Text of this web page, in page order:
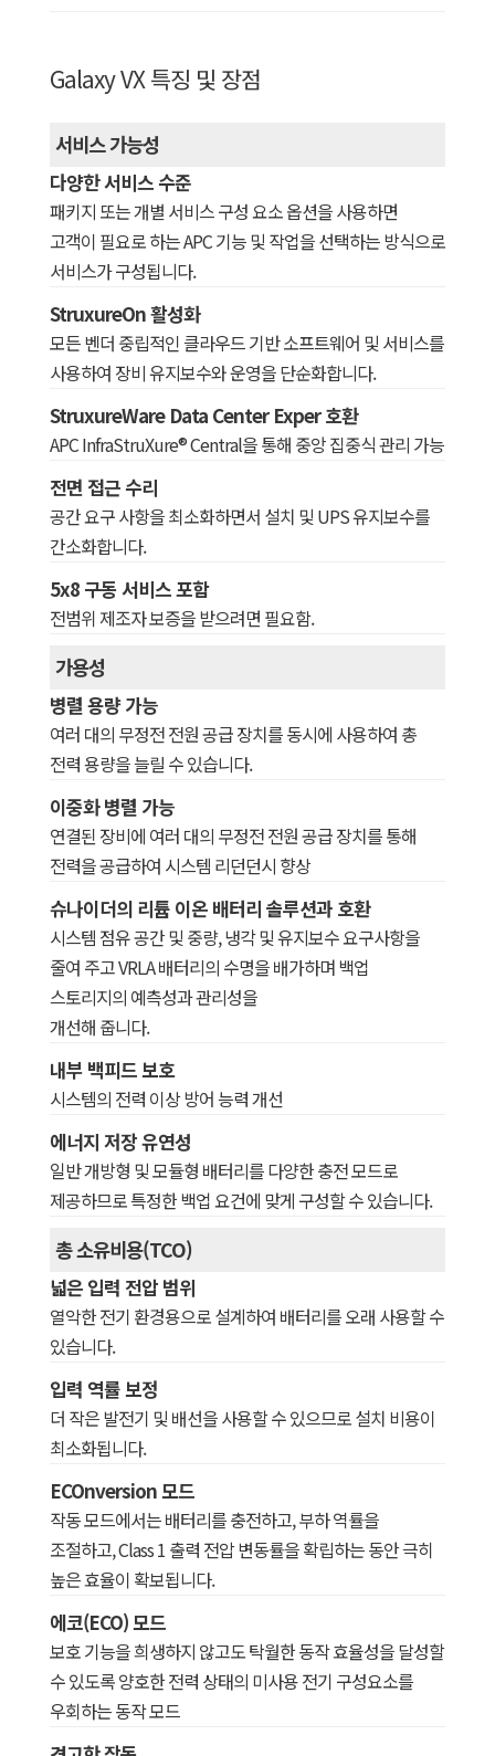
Galaxy VX 특징 및 장점
서비스 가능성
다양한 서비스 수준
패키지 또는 개별 서비스 구성 요소 옵션을 사용하면
고객이 필요로 하는 APC 기능 및 작업을 선택하는 방식으로
서비스가 구성됩니다.
StruxureOn 활성화
모든 벤더 중립적인 클라우드 기반 소프트웨어 및 서비스를
사용하여 장비 유지보수와 운영을 단순화합니다.
StruxureWare Data Center Exper 호환
APC InfraStruXure® Central을 통해 중앙 집중식 관리 가능
전면 접근 수리
공간 요구 사항을 최소화하면서 설치 및 UPS 유지보수를
간소화합니다.
5x8 구동 서비스 포함
전범위 제조자 보증을 받으려면 필요함.
가용성
병렬 용량 가능
여러 대의 무정전 전원 공급 장치를 동시에 사용하여 총
전력 용량을 늘릴 수 있습니다.
이중화 병렬 가능
연결된 장비에 여러 대의 무정전 전원 공급 장치를 통해
전력을 공급하여 시스템 리던던시 향상
슈나이더의 리튬 이온 배터리 솔루션과 호환
시스템 점유 공간 및 중량, 냉각 및 유지보수 요구사항을
줄여 주고 VRLA 배터리의 수명을 배가하며 백업
스토리지의 예측성과 관리성을
개선해 줍니다.
내부 백피드 보호
시스템의 전력 이상 방어 능력 개선
에너지 저장 유연성
일반 개방형 및 모듈형 배터리를 다양한 충전 모드로
제공하므로 특정한 백업 요건에 맞게 구성할 수 있습니다.
총 소유비용(TCO)
넓은 입력 전압 범위
열악한 전기 환경용으로 설계하여 배터리를 오래 사용할 수
있습니다.
입력 역률 보정
더 작은 발전기 및 배선을 사용할 수 있으므로 설치 비용이
최소화됩니다.
ECOnversion 모드
작동 모드에서는 배터리를 충전하고, 부하 역률을
조절하고, Class 1 출력 전압 변동률을 확립하는 동안 극히
높은 효율이 확보됩니다.
에코(ECO) 모드
보호 기능을 희생하지 않고도 탁월한 동작 효율성을 달성할
수 있도록 양호한 전력 상태의 미사용 전기 구성요소를
우회하는 동작 모드